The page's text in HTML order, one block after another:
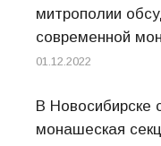
митрополии
современной
01.12.2022
В Новосибирске
монашеская